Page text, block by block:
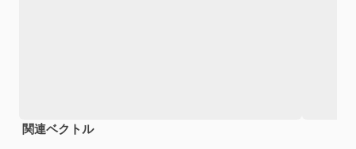
関連ベクトル